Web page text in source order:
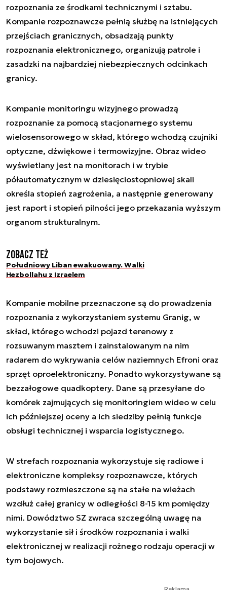
rozpoznania ze środkami technicznymi i sztabu.
Kompanie rozpoznawcze pełnią służbę na istniejących
przejściach granicznych, obsadzają punkty
rozpoznania elektronicznego, organizują patrole i
zasadzki na najbardziej niebezpiecznych odcinkach
granicy.
Kompanie monitoringu wizyjnego prowadzą
rozpoznanie za pomocą stacjonarnego systemu
wielosensorowego w skład, którego wchodzą czujniki
optyczne, dźwiękowe i termowizyjne. Obraz wideo
wyświetlany jest na monitorach i w trybie
półautomatycznym w dziesięciostopniowej skali
określa stopień zagrożenia, a następnie generowany
jest raport i stopień pilności jego przekazania wyższym
organom strukturalnym.
Zobacz też
Południowy Liban ewakuowany. Walki
Hezbollahu z Izraelem
Kompanie mobilne przeznaczone są do prowadzenia
rozpoznania z wykorzystaniem systemu Granig, w
skład, którego wchodzi pojazd terenowy z
rozsuwanym masztem i zainstalowanym na nim
radarem do wykrywania celów naziemnych Efroni oraz
sprzęt oproelektroniczny. Ponadto wykorzystywane są
bezzałogowe quadkoptery. Dane są przesyłane do
komórek zajmujących się monitoringiem wideo w celu
ich późniejszej oceny a ich siedziby pełnią funkcje
obsługi technicznej i wsparcia logistycznego.
W strefach rozpoznania wykorzystuje się radiowe i
elektroniczne kompleksy rozpoznawcze, których
podstawy rozmieszczone są na stałe na wieżach
wzdłuż całej granicy w odległości 8-15 km pomiędzy
nimi. Dowództwo SZ zwraca szczególną uwagę na
wykorzystanie sił i środków rozpoznania i walki
elektronicznej w realizacji rożnego rodzaju operacji w
tym bojowych.